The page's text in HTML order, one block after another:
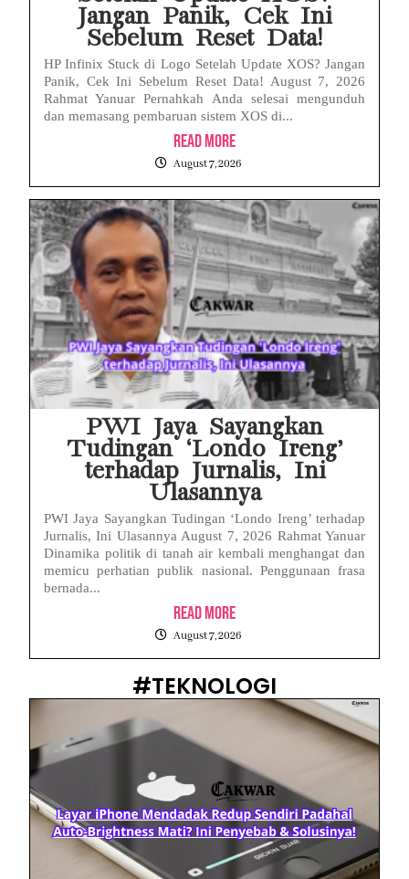
Jangan Panik, Cek Ini
Sebelum Reset Data!
HP Infinix Stuck di Logo Setelah Update XOS? Jangan
Panik, Cek Ini Sebelum Reset Data! August 7, 2026
Rahmat Yanuar Pernahkah Anda selesai mengunduh
dan memasang pembaruan sistem XOS di...
Read More
August 7, 2026
PWI Jaya Sayangkan
Tudingan ‘Londo Ireng’
terhadap Jurnalis, Ini
Ulasannya
PWI Jaya Sayangkan Tudingan ‘Londo Ireng’ terhadap
Jurnalis, Ini Ulasannya August 7, 2026 Rahmat Yanuar
Dinamika politik di tanah air kembali menghangat dan
memicu perhatian publik nasional. Penggunaan frasa
bernada...
Read More
August 7, 2026
#TEKNOLOGI